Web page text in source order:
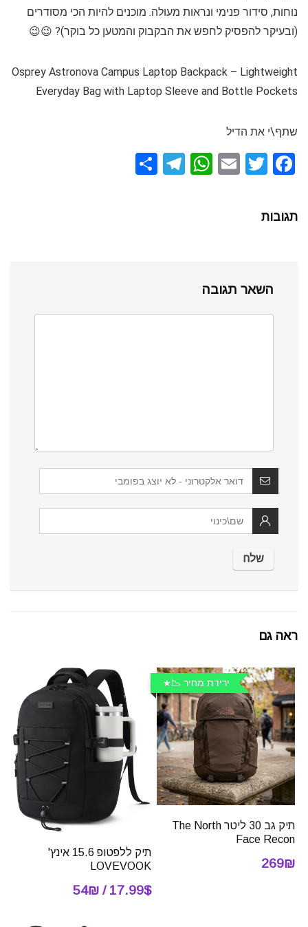
נוחות, סידור פנימי ונראות מעולה. מוכנים להיות הכי מסודרים
(ובעיקר להפסיק לחפש את הבקבוק והמטען כל בוקר)? 😉😉
Osprey Astronova Campus Laptop Backpack – Lightweight
Everyday Bag with Laptop Sleeve and Bottle Pockets
שתף\י את הדיל
F
ce
b
k
T
E
W
T
תגובות
השאר תגובה
ראה גם
ירידת מחיר 📉
תיק גב 30 ליטר The North
Face Recon
269₪
תיק ללפטופ 15.6 אינץ'
LOVEVOOK
17.99$ / 54₪